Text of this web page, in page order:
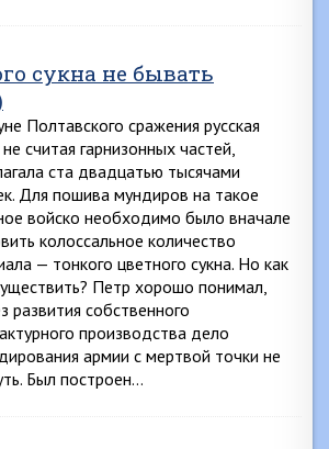
сукна не бывать
Полтавского сражения русская
считая гарнизонных частей,
ста двадцатью тысячами
Для пошива мундиров на такое
войско необходимо было вначале
колоссальное количество
— тонкого цветного сукна. Но как
Петр хорошо понимал,
развития собственного
производства дело
армии с мертвой точки не
Был построен…